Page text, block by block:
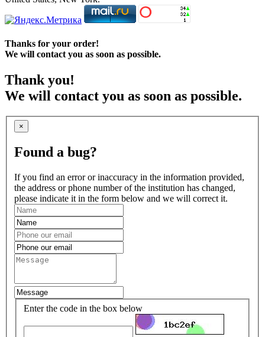
Thanks for your order!
We will contact you as soon as possible.
Thank you!
We will contact you as soon as possible.
×
Found a bug?
If you find an error or inaccuracy in the information provided,
the address or phone number of the institution has changed,
please indicate it in the form below and we will correct it.
Enter the code in the box below